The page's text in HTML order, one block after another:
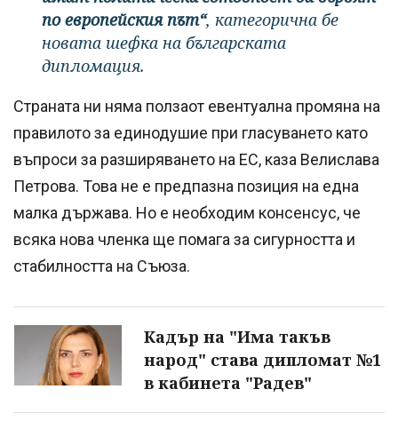
по европейския път“, категорична бе
новата шефка на българската
дипломация.
Страната ни няма ползаот евентуална промяна на
правилото за единодушие при гласуването като
въпроси за разширяването на ЕС, каза Велислава
Петрова. Това не е предпазна позиция на една
малка държава. Но е необходим консенсус, че
всяка нова членка ще помага за сигурността и
стабилността на Съюза.
Кадър на "Има такъв
народ" става дипломат №1
в кабинета "Радев"